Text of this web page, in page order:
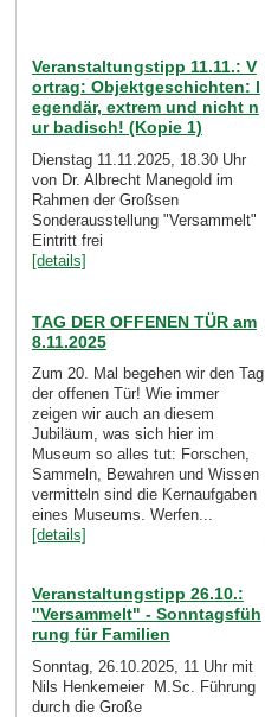
Veranstaltungstipp 11.11.: V
ortrag: Objektgeschichten: l
egendär, extrem und nicht n
ur badisch! (Kopie 1)
Dienstag 11.11.2025, 18.30 Uhr
von Dr. Albrecht Manegold im
Rahmen der Großsen
Sonderausstellung "Versammelt"
Eintritt frei
[details]
TAG DER OFFENEN TÜR am
8.11.2025
Zum 20. Mal begehen wir den Tag
der offenen Tür! Wie immer
zeigen wir auch an diesem
Jubiläum, was sich hier im
Museum so alles tut: Forschen,
Sammeln, Bewahren und Wissen
vermitteln sind die Kernaufgaben
eines Museums. Werfen...
[details]
Veranstaltungstipp 26.10.:
"Versammelt" - Sonntagsfüh
rung für Familien
Sonntag, 26.10.2025, 11 Uhr mit
Nils Henkemeier M.Sc. Führung
durch die Große